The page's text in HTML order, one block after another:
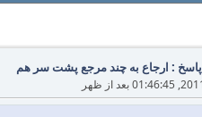
پاسخ : ارجاع به چند مرجع پشت سر هم